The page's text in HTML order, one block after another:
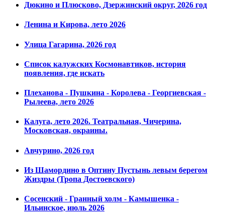
Дюкино и Плюсково, Дзержинский округ, 2026 год
Ленина и Кирова, лето 2026
Улица Гагарина, 2026 год
Список калужских Космонавтиков, история
появления, где искать
Плеханова - Пушкина - Королева - Георгиевская -
Рылеева, лето 2026
Калуга, лето 2026. Театральная, Чичерина,
Московская, окраины.
Авчурино, 2026 год
Из Шамордино в Оптину Пустынь левым берегом
Жиздры (Тропа Достоевского)
Сосенский - Гранный холм - Камышенка -
Ильинское, июль 2026